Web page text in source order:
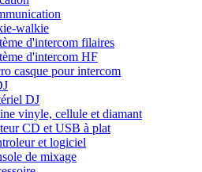
walkie
d'intercom filaires
d'intercom HF
casque pour intercom
DJ
vinyle, cellule et diamant
CD et USB à plat
et logiciel
de mixage